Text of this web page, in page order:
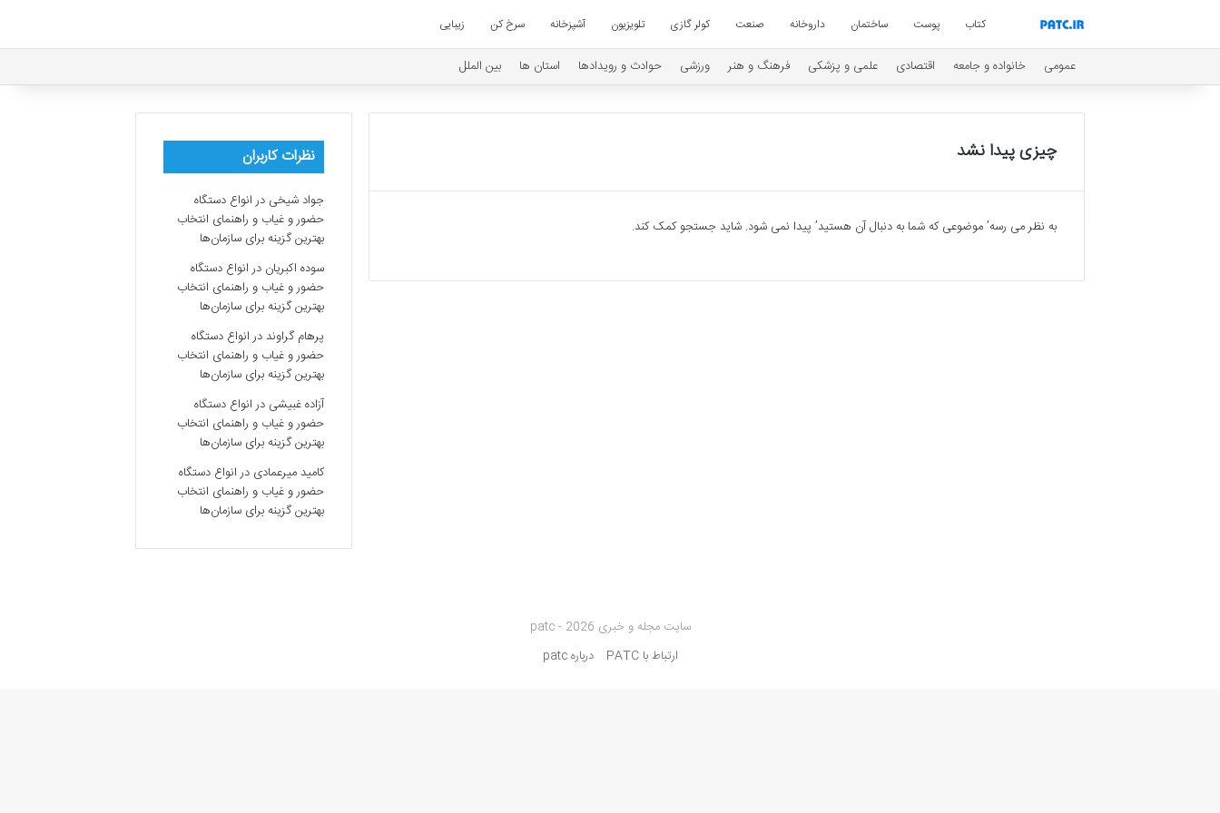
کتاب پوست ساختمان داروخانه صنعت کولر گازی تلویزیون آشپزخانه سرخ کن زیبایی
عمومی خانواده و جامعه اقتصادی علمی و پزشکی فرهنگ و هنر ورزشی حوادث و رویدادها استان ها بین الملل
چیزی پیدا نشد
به نظر می رسه’ موضوعی که شما به دنبال آن هستید’ پیدا نمی شود. شاید جستجو کمک کند.
نظرات کاربران
جواد شیخی درانواع دستگاه
حضور و غیاب و راهنمای انتخاب
بهترین گزینه برای سازمان‌ها
سوده اکبریان درانواع دستگاه
حضور و غیاب و راهنمای انتخاب
بهترین گزینه برای سازمان‌ها
پرهام گراونددرانواع دستگاه
حضور و غیاب و راهنمای انتخاب
بهترین گزینه برای سازمان‌ها
آزاده غبیشی درانواع دستگاه
حضور و غیاب و راهنمای انتخاب
بهترین گزینه برای سازمان‌ها
کامید میرعمادی درانواع دستگاه
حضور و غیاب و راهنمای انتخاب
بهترین گزینه برای سازمان‌ها
سایت مجله و خبری patc - 2026
ارتباط با PATC
درباره patc